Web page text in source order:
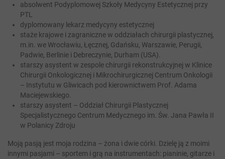
absolwent Podyplomowej Szkoły Medycyny Estetycznej przy
PTL
dyplomowany lekarz medycyny estetycznej
staże krajowe i zagraniczne w oddziałach chirurgii plastycznej,
m.in. we Wrocławiu, Łęcznej, Gdańsku, Warszawie, Perugii,
Padwie, Berlinie i Debreczynie, Durham (USA).
starszy asystent w zespole chirurgii rekonstrukcyjnej w Klinice
Chirurgii Onkologicznej i Mikrochirurgicznej Centrum Onkologii
– Instytutu w Gliwicach pod kierownictwem Prof. Adama
Maciejewskiego.
starszy asystent – Oddział Chirurgii Plastycznej
Specjalistycznego Centrum Medycznego im. Św. Jana Pawła II
w Polanicy Zdroju
Moją pasją jest moja rodzina – żona i dwie córki. Dzielę ją z moimi
innymi pasjami – sportem i grą na instrumentach: pianinie, gitarze i